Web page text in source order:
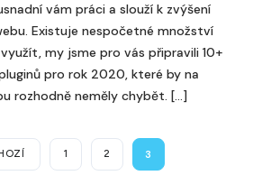
vám práci a slouží k zvýšení
Existuje nespočetné množství
my jsme pro vás připravili 10+
pro rok 2020, které by na
rozhodně neměly chybět. […]
1 2 3